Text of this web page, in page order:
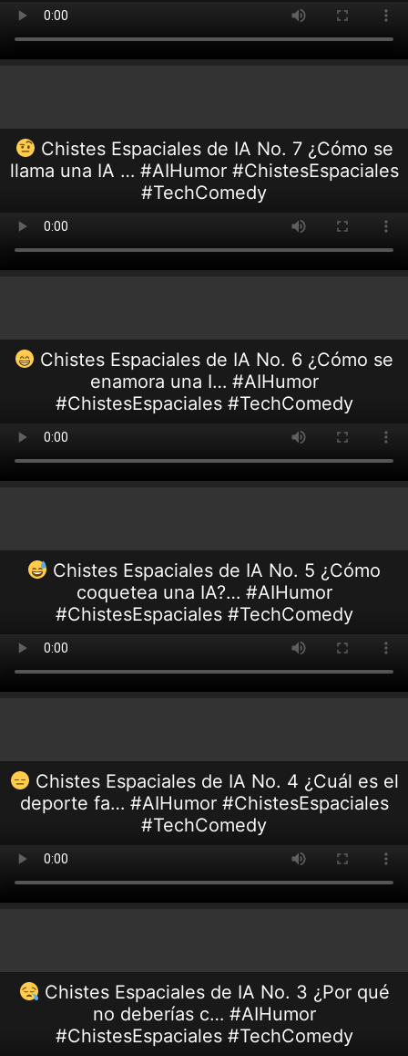
Chistes Espaciales de IA No. 7 ¿Cómo se
llama una IA … #AIHumor #ChistesEspaciales
#TechComedy
Chistes Espaciales de IA No. 6 ¿Cómo se
enamora una I… #AIHumor
#ChistesEspaciales #TechComedy
Chistes Espaciales de IA No. 5 ¿Cómo
coquetea una IA?… #AIHumor
#ChistesEspaciales #TechComedy
Chistes Espaciales de IA No. 4 ¿Cuál es el
deporte fa… #AIHumor #ChistesEspaciales
#TechComedy
Chistes Espaciales de IA No. 3 ¿Por qué
no deberías c… #AIHumor
#ChistesEspaciales #TechComedy